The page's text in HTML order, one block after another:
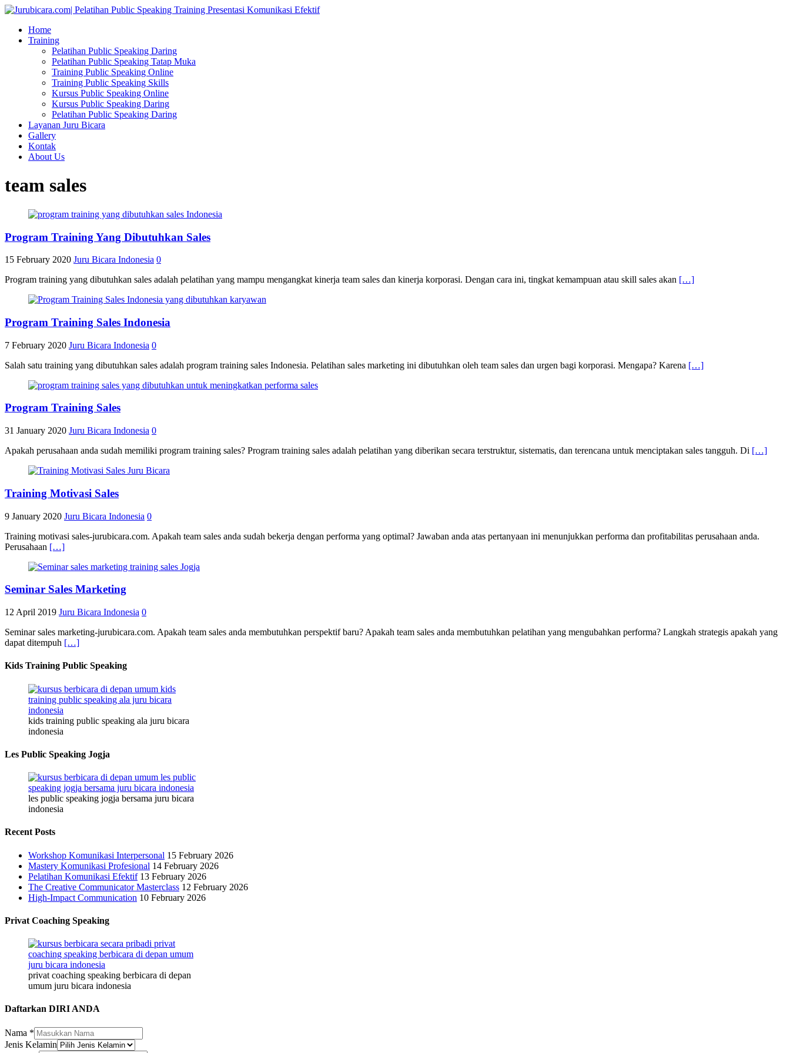
Home
Training
Pelatihan Public Speaking Daring
Pelatihan Public Speaking Tatap Muka
Training Public Speaking Online
Training Public Speaking Skills
Kursus Public Speaking Online
Kursus Public Speaking Daring
Pelatihan Public Speaking Daring
Layanan Juru Bicara
Gallery
Kontak
About Us
team sales
Program Training Yang Dibutuhkan Sales
15 February 2020 Juru Bicara Indonesia 0
Program training yang dibutuhkan sales adalah pelatihan yang mampu mengangkat kinerja team sales dan kinerja korporasi. Dengan cara ini, tingkat kemampuan atau skill sales akan […]
Program Training Sales Indonesia
7 February 2020 Juru Bicara Indonesia 0
Salah satu training yang dibutuhkan sales adalah program training sales Indonesia. Pelatihan sales marketing ini dibutuhkan oleh team sales dan urgen bagi korporasi. Mengapa? Karena […]
Program Training Sales
31 January 2020 Juru Bicara Indonesia 0
Apakah perusahaan anda sudah memiliki program training sales? Program training sales adalah pelatihan yang diberikan secara terstruktur, sistematis, dan terencana untuk menciptakan sales tangguh. Di […]
Training Motivasi Sales
9 January 2020 Juru Bicara Indonesia 0
Training motivasi sales-jurubicara.com. Apakah team sales anda sudah bekerja dengan performa yang optimal? Jawaban anda atas pertanyaan ini menunjukkan performa dan profitabilitas perusahaan anda.
Perusahaan […]
Seminar Sales Marketing
12 April 2019 Juru Bicara Indonesia 0
Seminar sales marketing-jurubicara.com. Apakah team sales anda membutuhkan perspektif baru? Apakah team sales anda membutuhkan pelatihan yang mengubahkan performa? Langkah strategis apakah yang
dapat ditempuh […]
Kids Training Public Speaking
kids training public speaking ala juru bicara
indonesia
Les Public Speaking Jogja
les public speaking jogja bersama juru bicara
indonesia
Recent Posts
Workshop Komunikasi Interpersonal 15 February 2026
Mastery Komunikasi Profesional 14 February 2026
Pelatihan Komunikasi Efektif 13 February 2026
The Creative Communicator Masterclass 12 February 2026
High-Impact Communication 10 February 2026
Privat Coaching Speaking
privat coaching speaking berbicara di depan
umum juru bicara indonesia
Daftarkan DIRI ANDA
Nama *
Jenis Kelamin